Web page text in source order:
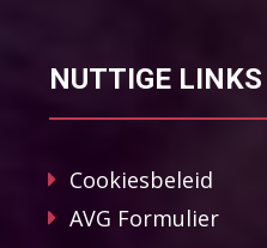
NUTTIGE LINKS
Cookiesbeleid
AVG Formulier